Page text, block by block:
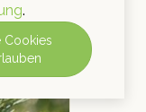
.
Cookies